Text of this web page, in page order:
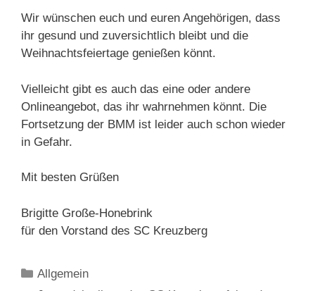
Wir wünschen euch und euren Angehörigen, dass
ihr gesund und zuversichtlich bleibt und die
Weihnachtsfeiertage genießen könnt.
Vielleicht gibt es auch das eine oder andere
Onlineangebot, das ihr wahrnehmen könnt. Die
Fortsetzung der BMM ist leider auch schon wieder
in Gefahr.
Mit besten Grüßen
Brigitte Große-Honebrink
für den Vorstand des SC Kreuzberg
Kategorien
Allgemein